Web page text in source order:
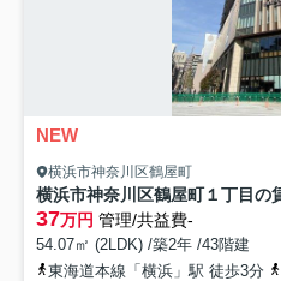
NEW
横浜市神奈川区鶴屋町
横浜市神奈川区鶴屋町１丁目の
37万円 管理/共益費-
54.07㎡ (2LDK) /築2年 /43階建
東海道本線「横浜」駅 徒歩3分